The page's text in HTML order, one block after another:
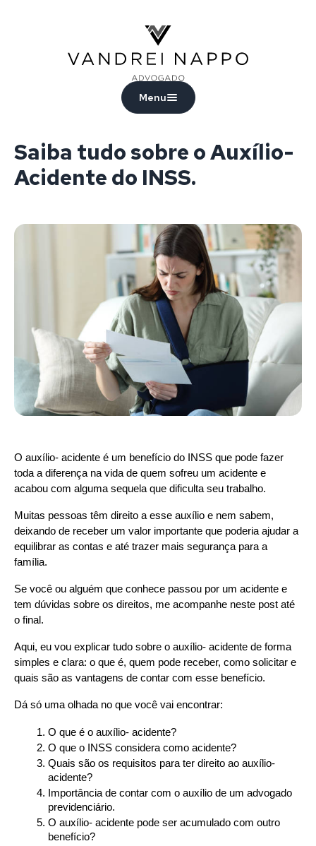
Menu
Saiba tudo sobre o Auxílio-
Acidente do INSS.
O auxílio- acidente é um benefício do INSS que pode fazer
toda a diferença na vida de quem sofreu um acidente e
acabou com alguma sequela que dificulta seu trabalho.
Muitas pessoas têm direito a esse auxílio e nem sabem,
deixando de receber um valor importante que poderia ajudar a
equilibrar as contas e até trazer mais segurança para a
família.
Se você ou alguém que conhece passou por um acidente e
tem dúvidas sobre os direitos, me acompanhe neste post até
o final.
Aqui, eu vou explicar tudo sobre o auxílio- acidente de forma
simples e clara: o que é, quem pode receber, como solicitar e
quais são as vantagens de contar com esse benefício.
Dá só uma olhada no que você vai encontrar:
O que é o auxílio- acidente?
O que o INSS considera como acidente?
Quais são os requisitos para ter direito ao auxílio-
acidente?
Importância de contar com o auxílio de um advogado
previdenciário.
O auxílio- acidente pode ser acumulado com outro
benefício?